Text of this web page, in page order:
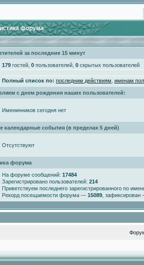
форума
за последние 15 минут
179 гостей, 0 пользователей, 0 скрытых пользователей
Полный список по: последним действиям именам
с днем рождения наших пользователей:
Именинников сегодня нет
календарные события (в пределах 5 дней)
Отсутствуют
форума
На форуме сообщений: 17484
Зарегистрировано пользователей: 214
Приветствуем последнего зарегистрированного по
Рекорд посещаемости форума — 15089 ,